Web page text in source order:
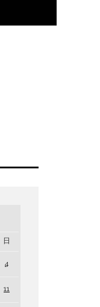
日
4
11